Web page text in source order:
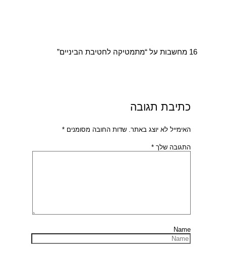
16 מחשבות על “מתמטיקה לחטיבת הביניים”
כתיבת תגובה
האימייל לא יוצג באתר. שדות החובה מסומנים *
התגובה שלך *
Name